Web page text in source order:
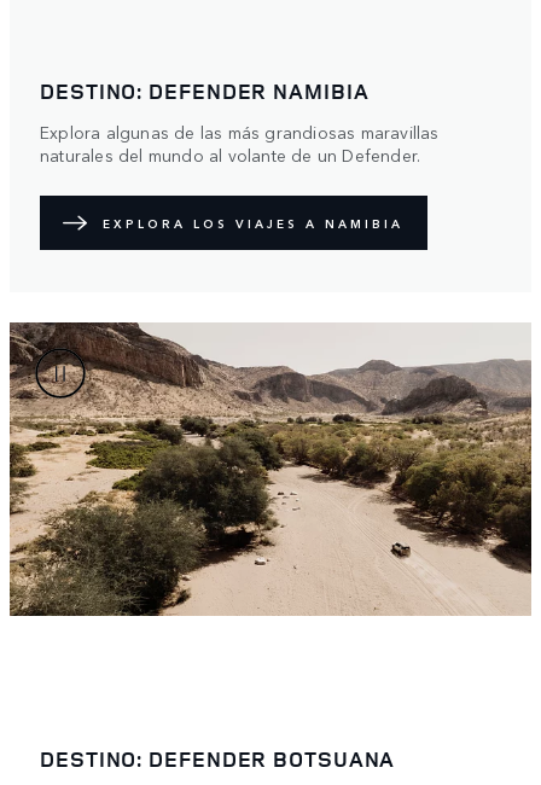
DESTINO: DEFENDER NAMIBIA
Explora algunas de las más grandiosas maravillas
naturales del mundo al volante de un Defender.
EXPLORA LOS VIAJES A NAMIBIA
DESTINO: DEFENDER BOTSUANA